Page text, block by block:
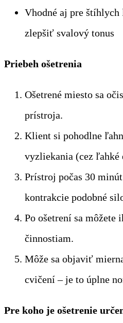
Vhodné aj pre
zlepšiť svalový tonus
Priebeh ošetrenia
Ošetrené miesto sa
prístroja.
Klient si pohodlne
vyzliekania (cez ľahké
Prístroj počas 30
kontrakcie podobné
Po ošetrení sa
činnostiam.
Môže sa objaviť
cvičení – je to úplne
Pre koho je ošetrenie